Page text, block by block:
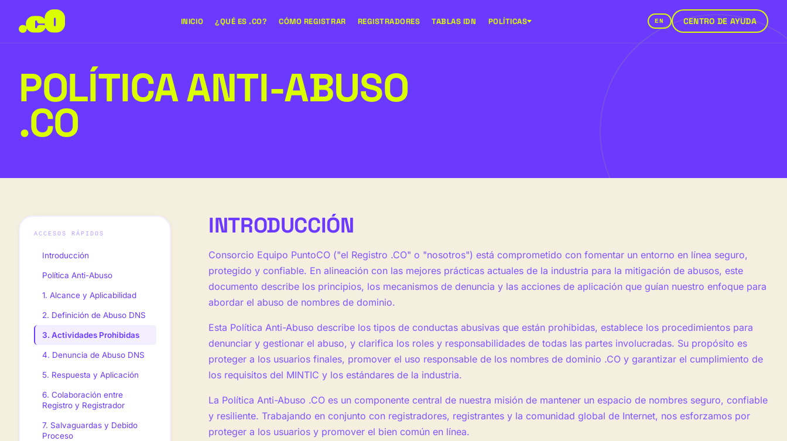
INICIO ¿QUÉ ES .CO? CÓMO REGISTRAR REGISTRADORES TABLAS IDN POLÍTICAS EN CENTRO DE AYUDA
POLÍTICA ANTI-ABUSO
.CO
ACCESOS RÁPIDOS
Introducción
Política Anti-Abuso
1. Alcance y Aplicabilidad
2. Definición de Abuso DNS
3. Actividades Prohibidas
4. Denuncia de Abuso DNS
5. Respuesta y Aplicación
6. Colaboración entre
Registro y Registrador
7. Salvaguardas y Debido
Proceso
INTRODUCCIÓN
Consorcio Equipo PuntoCO ("el Registro .CO" o "nosotros") está comprometido con fomentar un entorno en línea seguro,
protegido y confiable. En alineación con las mejores prácticas actuales de la industria para la mitigación de abusos, este
documento describe los principios, los mecanismos de denuncia y las acciones de aplicación que guían nuestro enfoque para
abordar el abuso de nombres de dominio.
Esta Política Anti-Abuso describe los tipos de conductas abusivas que están prohibidas, establece los procedimientos para
denunciar y gestionar el abuso, y clarifica los roles y responsabilidades de todas las partes involucradas. Su propósito es
proteger a los usuarios finales, promover el uso responsable de los nombres de dominio .CO y garantizar el cumplimiento de
los requisitos del MINTIC y los estándares de la industria.
La Política Anti-Abuso .CO es un componente central de nuestra misión de mantener un espacio de nombres seguro, confiable
y resiliente. Trabajando en conjunto con registradores, registrantes y la comunidad global de Internet, nos esforzamos por
proteger a los usuarios y promover el bien común en línea.